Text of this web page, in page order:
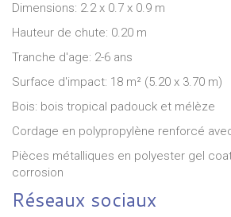
Dimensions: 2.2 x 0.7 x 0.9 m
Hauteur de chute: 0.20 m
Tranche d'age: 2-6 ans
Surface d'impact: 18 m² (5.20 x 3.70 m)
Bois: bois tropical padouck et mélèze
Cordage en polypropylène renforcé
Pièces métalliques en polyester gel
corrosion
Réseaux sociaux